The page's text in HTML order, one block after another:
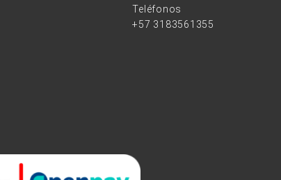
Teléfonos
+57 3183561355